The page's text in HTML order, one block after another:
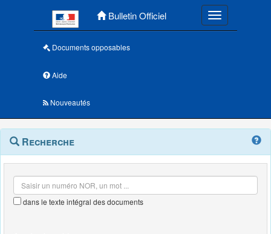
Bulletin Officiel Toggle
Documents opposables
Aide
Nouveautés
Navigation
outils
Menu
contextuel
Recherche
dans le texte intégral des documents